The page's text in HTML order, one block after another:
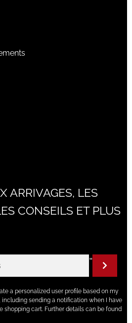
ARRIVAGES, LES
CONSEILS ET PLUS
"
a personalized user profile based on my
including sending a notification when I have
shopping cart. Further details can be found